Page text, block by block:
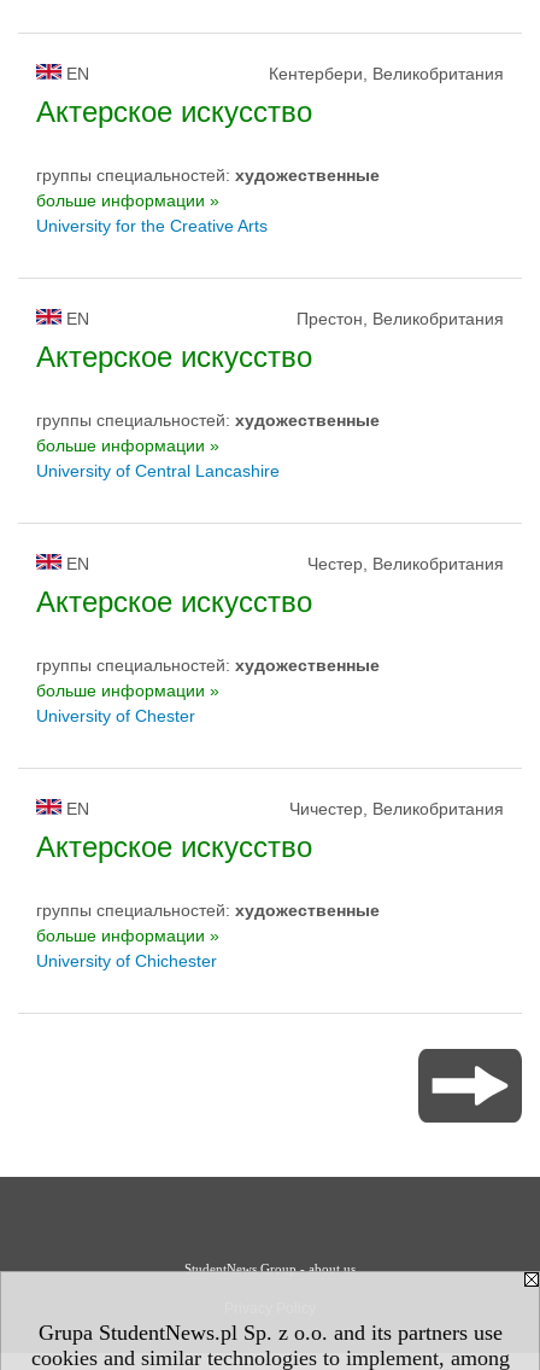
Grupa StudentNews.pl Sp. z o.o. and its partners use
cookies and similar technologies to implement, among
EN Кентербери, Великобритания
Актерское искусство
группы специальностей: художественные
больше информации »
University for the Creative Arts
EN Престон, Великобритания
Актерское искусство
группы специальностей: художественные
больше информации »
University of Central Lancashire
EN Честер, Великобритания
Актерское искусство
группы специальностей: художественные
больше информации »
University of Chester
EN Чичестер, Великобритания
Актерское искусство
группы специальностей: художественные
больше информации »
University of Chichester
StudentNews Group - about us